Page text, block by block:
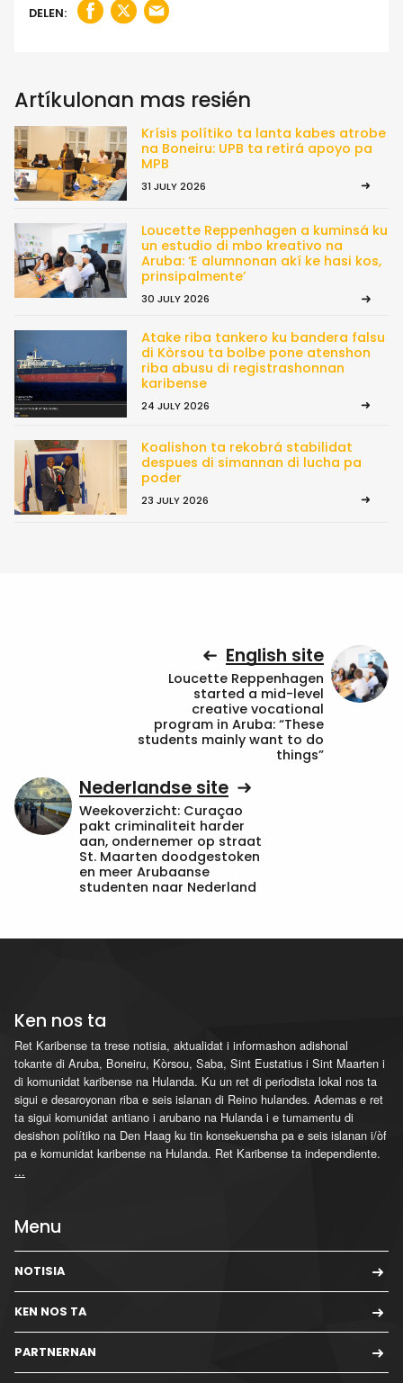
DELEN:
Artíkulonan mas resién
Krísis polítiko ta lanta kabes atrobe
na Boneiru: UPB ta retirá apoyo pa
MPB
31 JULY 2026
Loucette Reppenhagen a kuminsá ku
un estudio di mbo kreativo na
Aruba: ‘E alumnonan akí ke hasi kos,
prinsipalmente’
30 JULY 2026
Atake riba tankero ku bandera falsu
di Kòrsou ta bolbe pone atenshon
riba abusu di registrashonnan
karibense
24 JULY 2026
Koalishon ta rekobrá stabilidat
despues di simannan di lucha pa
poder
23 JULY 2026
English site
Loucette Reppenhagen
started a mid-level
creative vocational
program in Aruba: “These
students mainly want to do
things”
Nederlandse site
Weekoverzicht: Curaçao
pakt criminaliteit harder
aan, ondernemer op straat
St. Maarten doodgestoken
en meer Arubaanse
studenten naar Nederland
Ken nos ta
Ret Karibense ta trese notisia, aktualidat i informashon adishonal
tokante di Aruba, Boneiru, Kòrsou, Saba, Sint Eustatius i Sint Maarten i
di komunidat karibense na Hulanda. Ku un ret di periodista lokal nos ta
sigui e desaroyonan riba e seis islanan di Reino hulandes. Ademas e ret
ta sigui komunidat antiano i arubano na Hulanda i e tumamentu di
desishon polítiko na Den Haag ku tin konsekuensha pa e seis islanan i/òf
pa e komunidat karibense na Hulanda. Ret Karibense ta independiente.
...
Menu
NOTISIA
KEN NOS TA
PARTNERNAN